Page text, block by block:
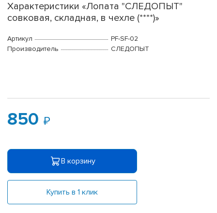
Характеристики «Лопата "СЛЕДОПЫТ"
совковая, складная, в чехле (****)»
Артикул
PF-SF-02
Производитель
СЛЕДОПЫТ
850
В корзину
Купить в 1 клик